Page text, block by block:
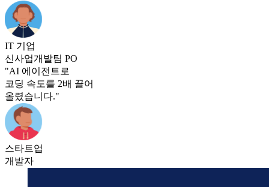
IT 기업
신사업개발팀 PO
"AI 에이전트로
코딩 속도를 2배 끌어
올렸습니다."
스타트업
개발자